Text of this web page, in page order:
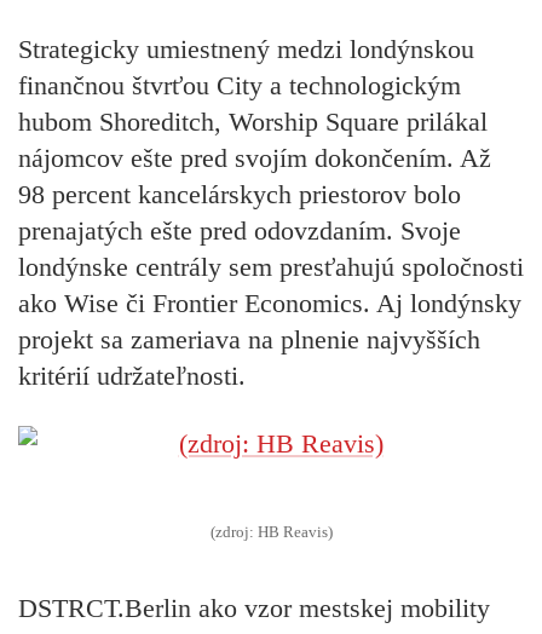
Strategicky umiestnený medzi londýnskou
finančnou štvrťou City a technologickým
hubom Shoreditch, Worship Square prilákal
nájomcov ešte pred svojím dokončením. Až
98 percent kancelárskych priestorov bolo
prenajatých ešte pred odovzdaním. Svoje
londýnske centrály sem presťahujú spoločnosti
ako Wise či Frontier Economics. Aj londýnsky
projekt sa zameriava na plnenie najvyšších
kritérií udržateľnosti.
(zdroj: HB Reavis)
DSTRCT.Berlin ako vzor mestskej mobility